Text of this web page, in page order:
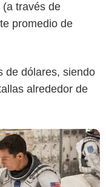
través de
promedio de
de dólares, siendo
alrededor de